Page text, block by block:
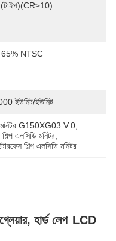
NTSC
ইউনিট/ইউনিট
মনিটর G150XG03 V.0
এলসিডি মনিটর
শিল্প এলসিডি মনিটর
হার্ড লেপ LCD